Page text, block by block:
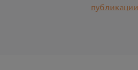
публикации